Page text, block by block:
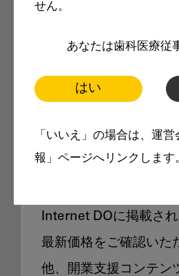
せん。
あなたは歯科医療従
はい
「いいえ」の場合は、運
報」ページへリンクします
製品価格も閲
Internet DOに掲載さ
最新価格をご確認いた
他、開業支援コンテン